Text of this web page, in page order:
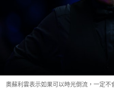
奧蘇利雲表示如果可以時光倒流，一定不